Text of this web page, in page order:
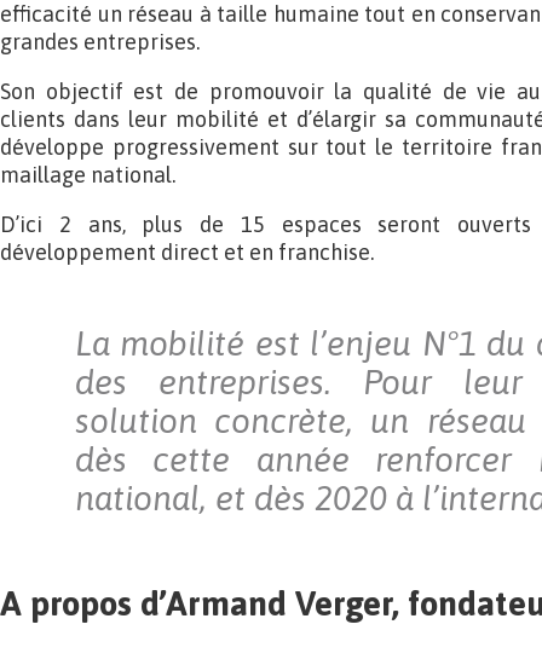
efficacité un réseau à taille humaine tout en
grandes entreprises.
Son objectif est de promouvoir la qualité de vie au
clients dans leur mobilité et d’élargir sa
développe progressivement sur tout le territoire
maillage national.
D’ici 2 ans, plus de 15 espaces seront
développement direct et en franchise.
La mobilité est l’enjeu N°1
des entreprises. Pour
solution concrète, un
dès cette année renforcer
national, et dès 2020 à
A propos d’Armand Verger,